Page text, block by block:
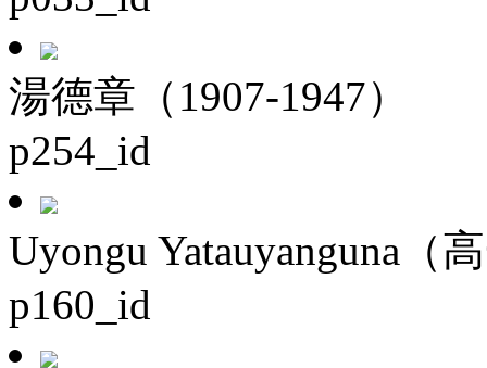
湯德章（1907-1947）
p254_id
Uyongu Yatauyanguna（
p160_id